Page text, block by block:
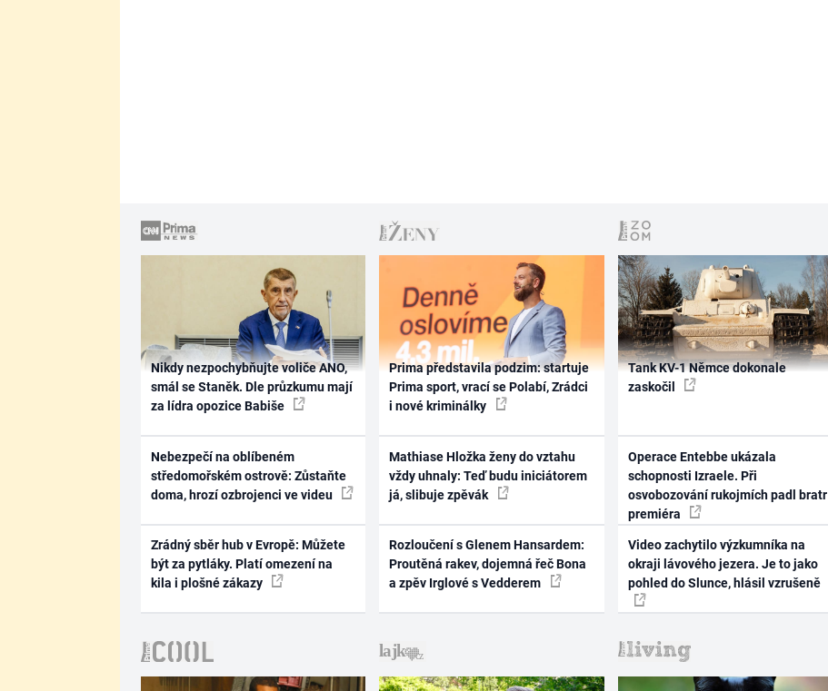
Nikdy nezpochybňujte voliče ANO,
smál se Staněk. Dle průzkumu mají
za lídra opozice Babiše
Nebezpečí na oblíbeném
středomořském ostrově: Zůstaňte
doma, hrozí ozbrojenci ve videu
Zrádný sběr hub v Evropě: Můžete
být za pytláky. Platí omezení na
kila i plošné zákazy
Prima představila podzim: startuje
Prima sport, vrací se Polabí, Zrádci
i nové kriminálky
Mathiase Hložka ženy do vztahu
vždy uhnaly: Teď budu iniciátorem
já, slibuje zpěvák
Rozloučení s Glenem Hansardem:
Proutěná rakev, dojemná řeč Bona
a zpěv Irglové s Vedderem
Tank KV-1 Němce dokonale
zaskočil
Operace Entebbe ukázala
schopnosti Izraele. Při
osvobozování rukojmích padl bratr
premiéra
Video zachytilo výzkumníka na
okraji lávového jezera. Je to jako
pohled do Slunce, hlásil vzrušeně